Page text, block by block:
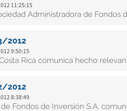
11:25:15
Administradora de Fondos
2012
9:50:15
Rica comunica hecho
2012
8:38:49
Fondos de Inversión S.A.